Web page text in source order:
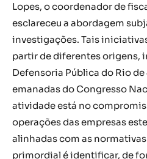
Lopes, o coordenador de
esclareceu a abordagem
investigações. Tais
partir de diferentes origens,
Defensoria Pública do Rio
emanadas do Congresso
atividade está no
operações das empresas
alinhadas com as
primordial é identificar, de